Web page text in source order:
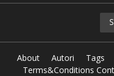
About Autori Tags
Terms&Conditions